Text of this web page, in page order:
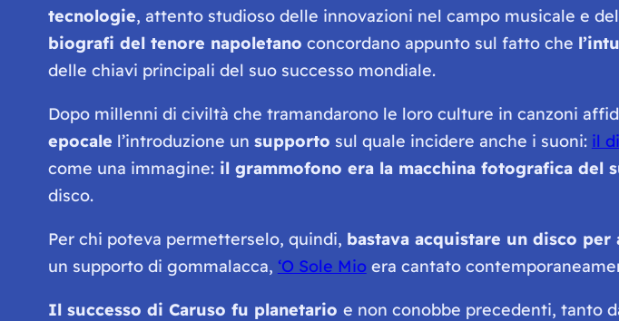
tecnologie, attento studioso delle innovazioni nel campo musicale e
biografi del tenore napoletano concordano appunto sul fatto che
delle chiavi principali del suo successo mondiale.
Dopo millenni di civiltà che tramandarono le loro culture in canzoni
epocale l’introduzione un supporto sul quale incidere anche i suoni: il
come una immagine:il grammofono era la macchina fotografica del
disco.
Per chi poteva permetterselo, quindi, bastava acquistare un disco per
un supporto di gommalacca, ‘O Sole Mioera cantato
Il successo di Caruso fu planetario e non conobbe precedenti, tanto